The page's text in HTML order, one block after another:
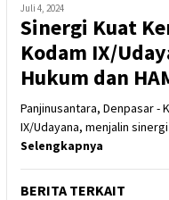
Juli 4, 2024
Sinergi Kuat
Kodam IX/
Hukum dan
Panjinusantara, Denpasar -
IX/Udayana, menjalin
Selengkapnya
BERITA TERKAIT